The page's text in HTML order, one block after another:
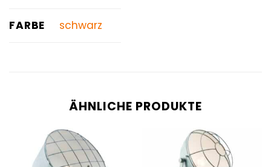
FARBE schwarz
ÄHNLICHE PRODUKTE